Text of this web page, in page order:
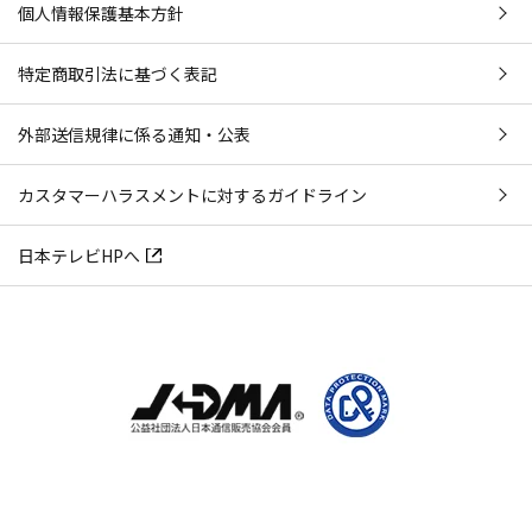
個人情報保護基本方針
特定商取引法に基づく表記
外部送信規律に係る通知・公表
カスタマーハラスメントに対するガイドライン
日本テレビHPへ